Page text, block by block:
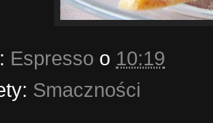
Espresso o 10:19
Smaczności